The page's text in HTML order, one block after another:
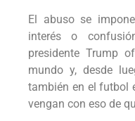
El abuso se
interés o
presidente Trump
mundo y, desde
también en el futbol
vengan con eso de